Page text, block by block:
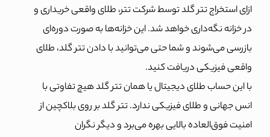
ازای استخراج تتر گلد توسط شرکت تتر، طلای واقعی خریداری و
در خزانه نگه‌داری خواهد شد. این خزانه‌ها به صورت دوره‌ای
بازرسی می‌شوند و شما حتی می‌توانید با دادن تتر گلد، طلای
واقعی فیزیکی دریافت کنید.
با این حساب طلای دیجیتال یا همان تتر گلد هیچ تفاوتی با
انس جهانی و طلای فیزیکی ندارد. تتر گلد بر روی بلاکچین از
امنیت فوق‌العاده بالایی بهره می‌برد و دیگر نگران